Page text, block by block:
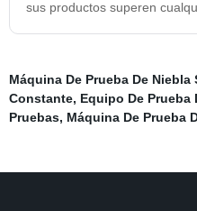
sus productos superen
Máquina De Prueba De Niebla
Constante, Equipo De Prueba
Pruebas, Máquina De Prueba